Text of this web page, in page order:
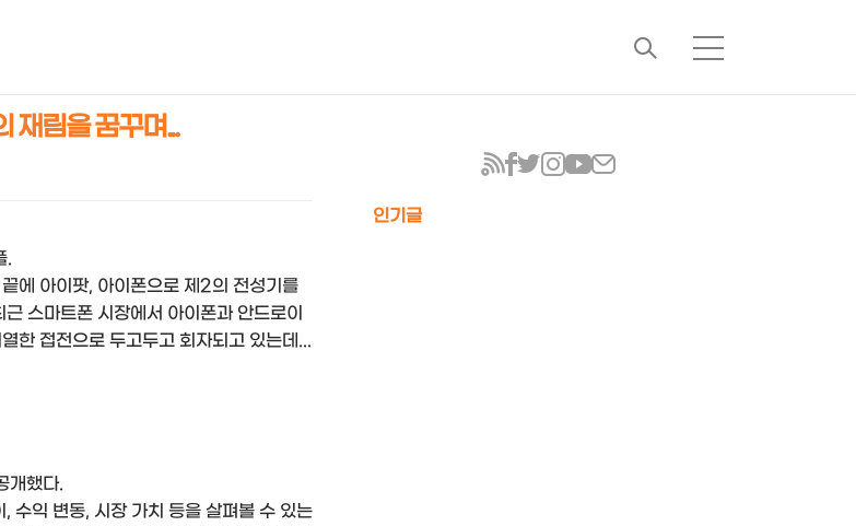
검
메
재림을 꿈꾸며...
.
에 아이팟, 아이폰으로 제2의 전성기를
스마트폰 시장에서 아이폰과 안드로이
한 접전으로 두고두고 회자되고 있는데...
개했다.
수익 변동, 시장 가치 등을 살펴볼 수 있는
인기글